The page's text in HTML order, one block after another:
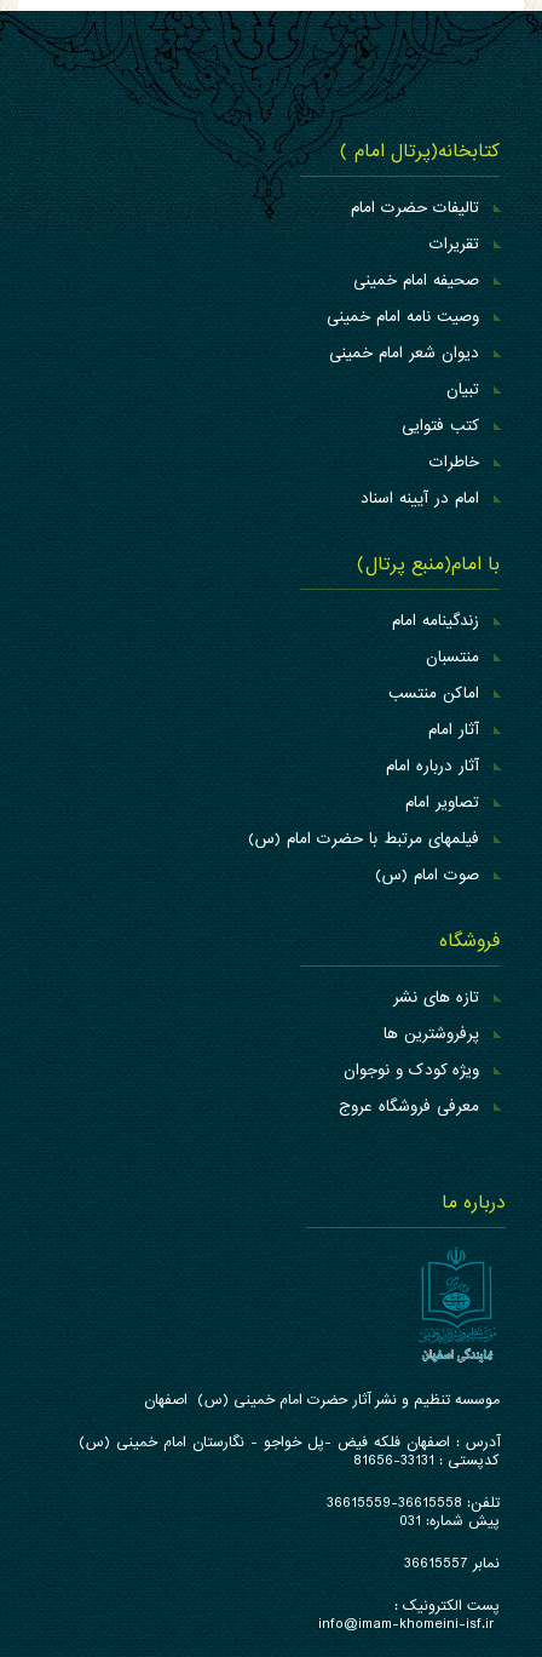
کتابخانه(پرتال امام )
تالیفات حضرت امام
تقریرات
صحیفه امام خمینی
وصیت نامه امام خمینی
دیوان شعر امام خمینی
تبیان
کتب فتوایی
خاطرات
امام در آیینه اسناد
با امام(منبع پرتال)
زندگینامه امام
منتسبان
اماکن منتسب
آثار امام
آثار درباره امام
تصاویر امام
فیلمهای مرتبط با حضرت امام (س)
صوت امام (س)
فروشگاه
تازه های نشر
پرفروشترین ها
ویژه کودک و نوجوان
معرفی فروشگاه عروج
درباره ما
موسسه تنظیم و نشر آثار حضرت امام خمینی (س) اصفهان
آدرس : اصفهان فلکه فیض -پل خواجو - نگارستان امام خمینی (س)
کدپستی : 33131-81656
تلفن: 36615558-36615559
پیش شماره: 031
نمابر 36615557
پست الکترونیک :